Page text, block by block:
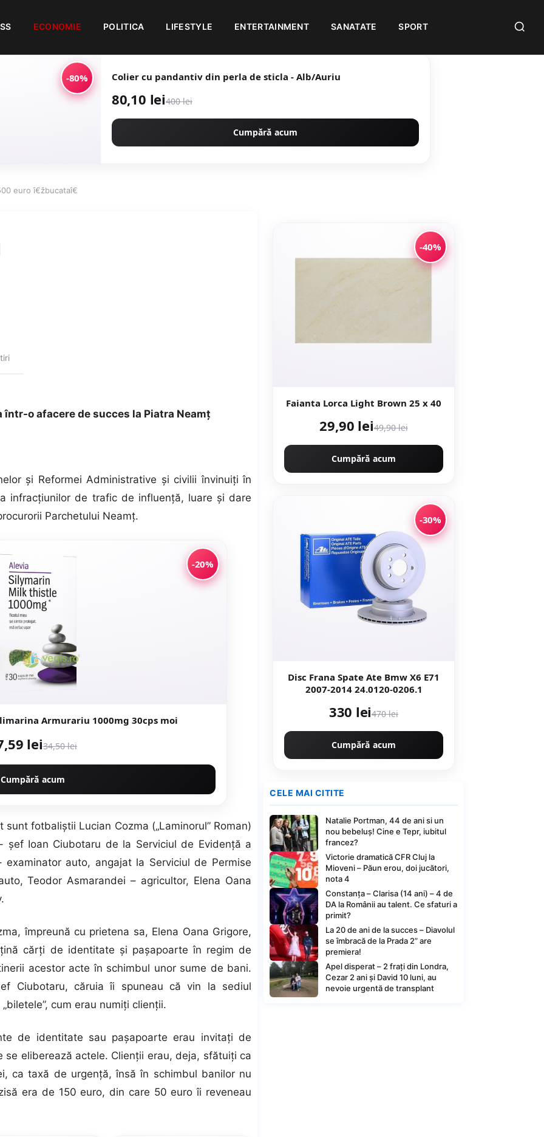
ECONOMIE POLITICA LIFESTYLE ENTERTAINMENT SANATATE SPORT
-80% Colier cu pandantiv din perla de sticla - Alb/Auriu
80,10 lei400 lei
Cumpără acum
euro î€žbucataî€
o afacere de succes la Piatra Neamţ
şi Reformei Administrative şi civilii învinuiţi în
infracţiunilor de trafic de influenţă, luare şi dare
Parchetului Neamţ.
-20%
Silymarin Milk Thistle Silimarina Armurariu 1000mg 30cps moi
lei34,50 lei
Cumpără acum
fotbaliştii Lucian Cozma („Laminorul” Roman)
şef Ioan Ciubotaru de la Serviciul de Evidenţă a
auto, angajat la Serviciul de Permise
Teodor Asmarandei – agricultor, Elena Oana
împreună cu prietena sa, Elena Oana Grigore,
cărţi de identitate şi paşapoarte în regim de
acestor acte în schimbul unor sume de bani.
Ciubotaru, căruia îi spuneau că vin la sediul
cum erau numiţi clienţii.
de identitate sau paşapoarte erau invitaţi de
eliberează actele. Clienţii erau, deja, sfătuiţi ca
ca taxă de urgenţă, însă în schimbul banilor nu
era de 150 euro, din care 50 euro îi reveneau
-40%
Faianta Lorca Light Brown 25 x 40
29,90 lei49,90 lei
Cumpără acum
-30%
Disc Frana Spate Ate Bmw X6 E71
2007-2014 24.0120-0206.1
330 lei470 lei
Cumpără acum
CELE MAI CITITE
Natalie Portman, 44 de ani si un
nou bebeluș! Cine e Tepr, iubitul
francez?
Victorie dramatică CFR Cluj la
Mioveni – Păun erou, doi jucători,
nota 4
Constanța – Clarisa (14 ani) – 4 de
DA la Românii au talent. Ce sfaturi a
primit?
La 20 de ani de la succes – Diavolul
se îmbracă de la Prada 2” are
premiera!
Apel disperat – 2 frați din Londra,
Cezar 2 ani și David 10 luni, au
nevoie urgentă de transplant